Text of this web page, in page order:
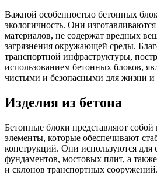
Важной особенностью бетонных
экологичность. Они
материалов, не содержат вредных
загрязнения окружающей среды.
транспортной инфраструктуры,
использованием бетонных блоков,
чистыми и безопасными для жизни и
Изделия из бетона
Бетонные блоки представляют
элементы, которые обеспечивают
конструкций. Они используются для
фундаментов, мостовых плит, а
и склонов транспортных сооружений.